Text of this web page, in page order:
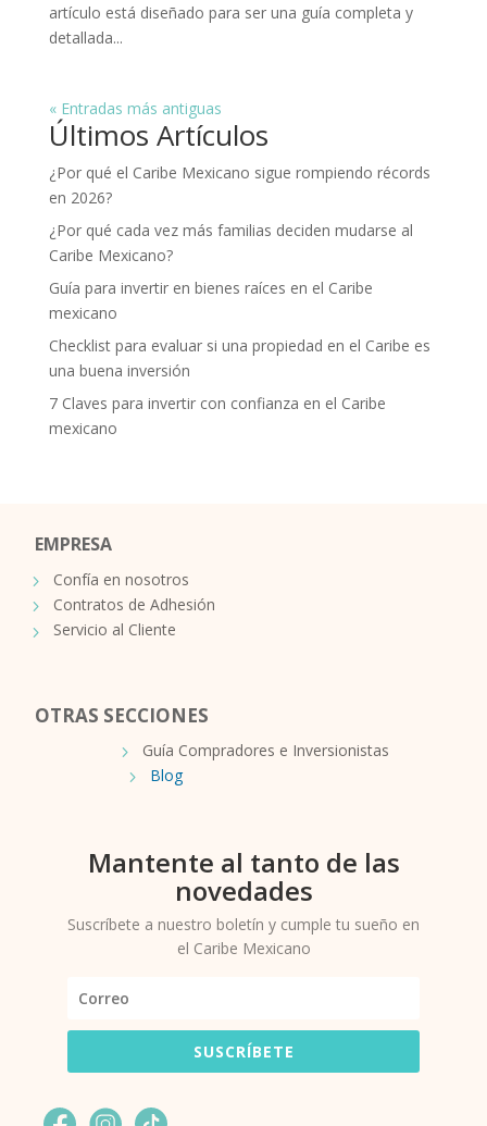
artículo está diseñado para ser una guía completa y
detallada...
« Entradas más antiguas
Últimos Artículos
¿Por qué el Caribe Mexicano sigue rompiendo récords
en 2026?
¿Por qué cada vez más familias deciden mudarse al
Caribe Mexicano?
Guía para invertir en bienes raíces en el Caribe
mexicano
Checklist para evaluar si una propiedad en el Caribe es
una buena inversión
7 Claves para invertir con confianza en el Caribe
mexicano
EMPRESA
Confía en nosotros
Contratos de Adhesión
Servicio al Cliente
OTRAS SECCIONES
Guía Compradores e Inversionistas
Blog
Mantente al tanto de las
novedades
Suscríbete a nuestro boletín y cumple tu sueño en
el Caribe Mexicano
SUSCRÍBETE